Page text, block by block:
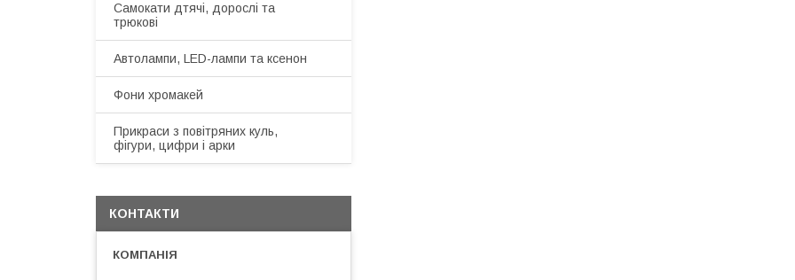
Самокати дтячі, дорослі та
трюкові
Автолампи, LED-лампи та ксенон
Фони хромакей
Прикраси з повітряних куль,
фігури, цифри і арки
КОНТАКТИ